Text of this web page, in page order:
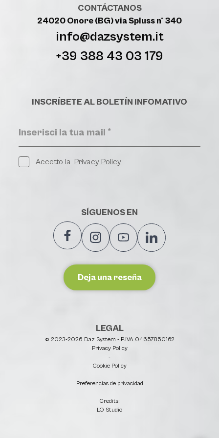
CONTÁCTANOS
24020 Onore (BG) via Spluss n° 340
info@dazsystem.it
+39 388 43 03 179
INSCRÍBETE AL BOLETÍN INFOMATIVO
Accetto la Privacy Policy
SÍGUENOS EN
Deja una reseña
LEGAL
© 2023-2026 Daz System - P.IVA 04657850162
Privacy Policy
-
Cookie Policy
Preferencias de privacidad
Credits:
LO Studio